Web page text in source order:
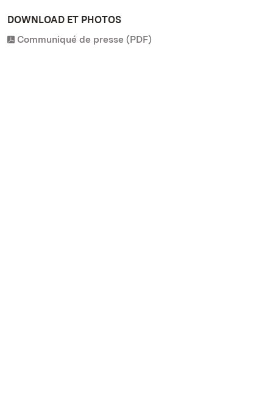
DOWNLOAD ET PHOTOS
Communiqué de presse (PDF)